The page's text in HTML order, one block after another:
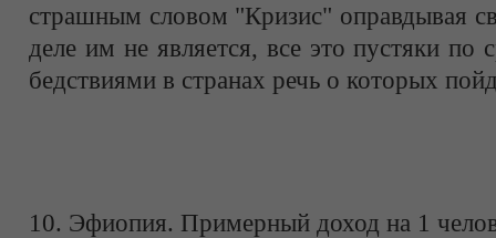
страшным словом "Кризис" оправдывая
деле им не является, все это пустяки по
бедствиями в странах речь о которых
10. Эфиопия. Примерный доход на 1